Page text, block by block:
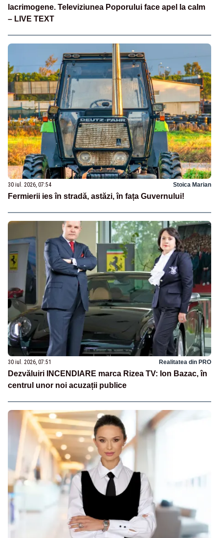
lacrimogene. Televiziunea Poporului face apel la calm
– LIVE TEXT
30 iul. 2026, 07:54 Stoica Marian
Fermierii ies în stradă, astăzi, în fața Guvernului!
30 iul. 2026, 07:51 Realitatea din PRO
Dezvăluiri INCENDIARE marca Rizea TV: Ion Bazac, în
centrul unor noi acuzații publice